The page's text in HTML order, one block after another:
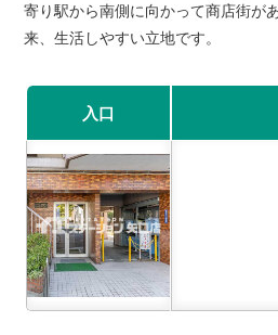
寄り駅から南側に向かって商店街が
来、生活しやすい立地です。
入口